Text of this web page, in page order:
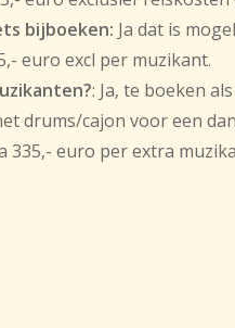
bijboeken: Ja dat is
euro excl per muzikant.
: Ja, te boeken
drums/cajon voor een
335,- euro per extra